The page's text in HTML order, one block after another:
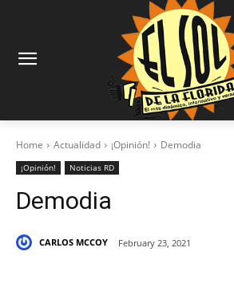
Home Actualidad ¡Opinión! Demodia
¡Opinión! Noticias RD
Demodia
CARLOS MCCOY February 23, 2021